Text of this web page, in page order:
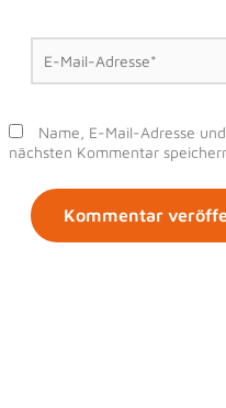
E-
Mail-
Adresse*
Name, E-Mail-Adresse
nächsten Kommentar